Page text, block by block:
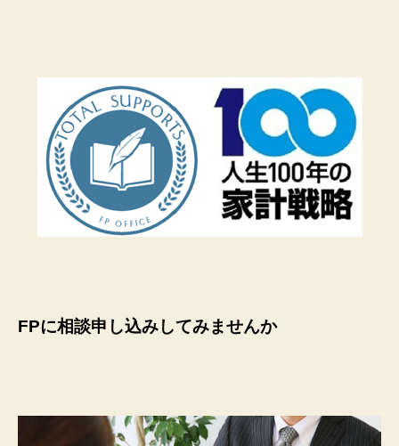
FPに相談申し込みしてみませんか